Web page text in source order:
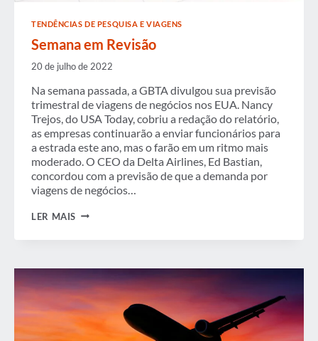
TENDÊNCIAS DE PESQUISA E VIAGENS
Semana em Revisão
20 de julho de 2022
Na semana passada, a GBTA divulgou sua previsão
trimestral de viagens de negócios nos EUA. Nancy
Trejos, do USA Today, cobriu a redação do relatório,
as empresas continuarão a enviar funcionários para
a estrada este ano, mas o farão em um ritmo mais
moderado. O CEO da Delta Airlines, Ed Bastian,
concordou com a previsão de que a demanda por
viagens de negócios…
LER MAIS SEMANA